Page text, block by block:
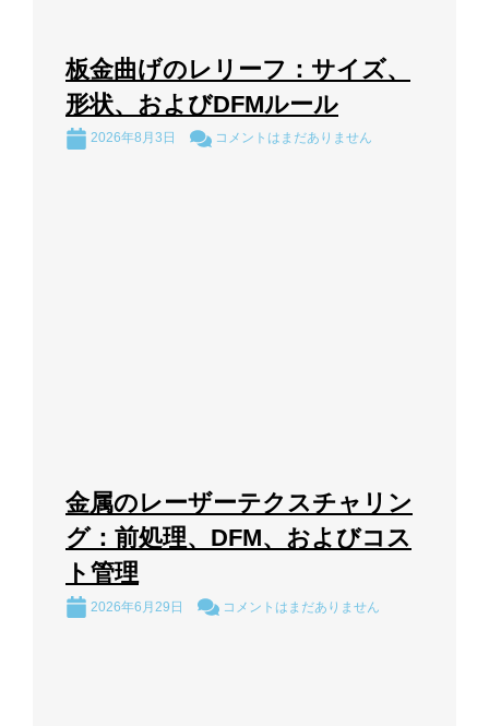
板金曲げのレリーフ：サイズ、
形状、およびDFMルール
2026年8月3日 コメントはまだありません
金属のレーザーテクスチャリン
グ：前処理、DFM、およびコス
ト管理
2026年6月29日 コメントはまだありません